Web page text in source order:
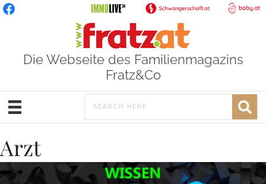
Die Webseite des Familienmagazins
Fratz&Co
Arzt